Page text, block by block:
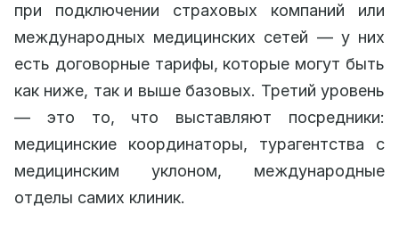
при подключении страховых компаний или
международных медицинских сетей — у них
есть договорные тарифы, которые могут быть
как ниже, так и выше базовых. Третий уровень
— это то, что выставляют посредники:
медицинские координаторы, турагентства с
медицинским уклоном, международные
отделы самих клиник.